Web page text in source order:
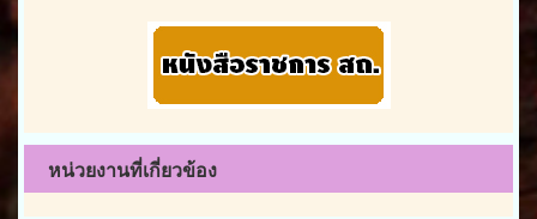
หน่วยงานที่เกี่ยวข้อง